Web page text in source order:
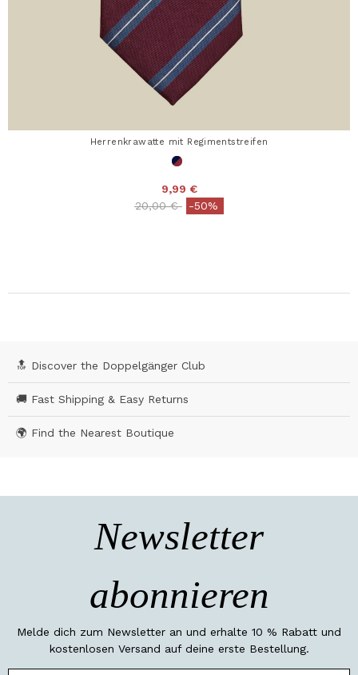
Herrenkrawatte mit Regimentstreifen
9,99 €
Price reduced from
20,00 €to-50%
🔝 Discover the Doppelgänger Club
🚚 Fast Shipping & Easy Returns
🌍 Find the Nearest Boutique
Newsletter
abonnieren
Melde dich zum Newsletter an und erhalte 10 % Rabatt und
kostenlosen Versand auf deine erste Bestellung.